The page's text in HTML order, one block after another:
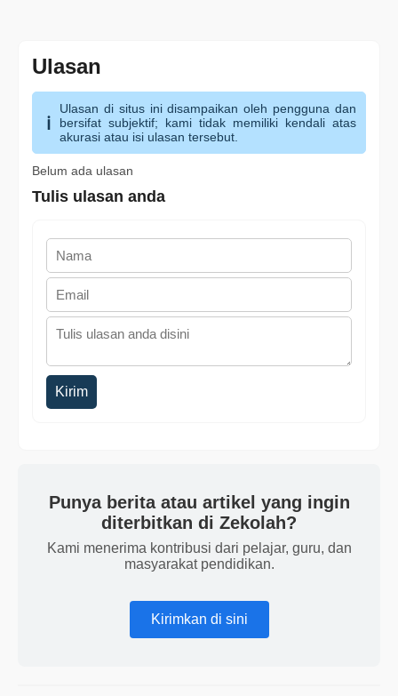
Ulasan
Ulasan di situs ini disampaikan oleh pengguna dan
bersifat subjektif; kami tidak memiliki kendali atas
akurasi atau isi ulasan tersebut.
Belum ada ulasan
Tulis ulasan anda
Kirim
Punya berita atau artikel yang ingin
diterbitkan di Zekolah?
Kami menerima kontribusi dari pelajar, guru, dan
masyarakat pendidikan.
Kirimkan di sini